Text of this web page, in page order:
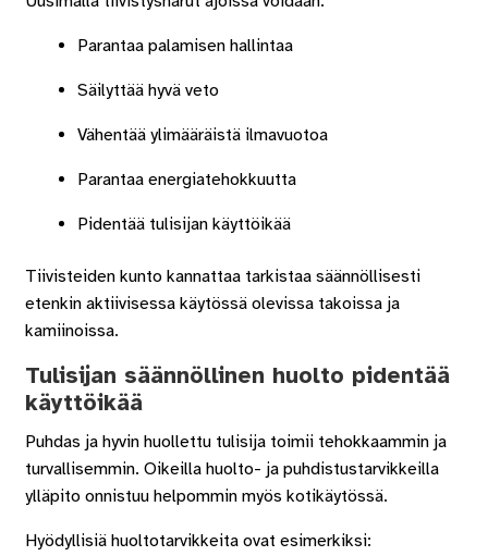
Parantaa palamisen hallintaa
Säilyttää hyvä veto
Vähentää ylimääräistä ilmavuotoa
Parantaa energiatehokkuutta
Pidentää tulisijan käyttöikää
Tiivisteiden kunto kannattaa tarkistaa säännöllisesti
etenkin aktiivisessa käytössä olevissa takoissa ja
kamiinoissa.
Tulisijan säännöllinen huolto pidentää
käyttöikää
Puhdas ja hyvin huollettu tulisija toimii tehokkaammin ja
turvallisemmin. Oikeilla huolto- ja puhdistustarvikkeilla
ylläpito onnistuu helpommin myös kotikäytössä.
Hyödyllisiä huoltotarvikkeita ovat esimerkiksi: